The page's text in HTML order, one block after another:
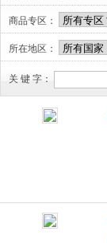
商品专区：
所在地区：
关 键 字：